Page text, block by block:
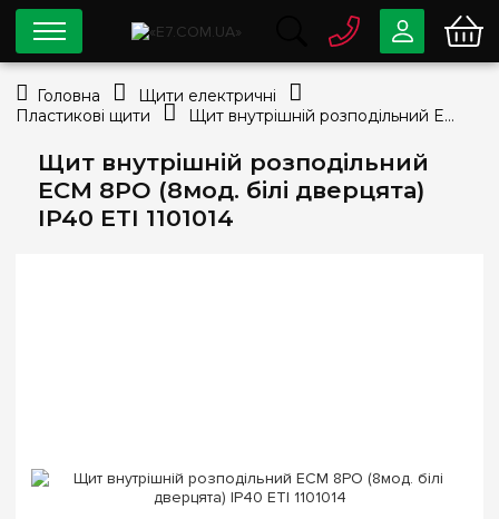
Щит внутрішній розподільний
ECM 8PO (8мод. білі дверцята)
IP40 ETI 1101014
0 800
info@e7.com.ua
044334-79-78
Viber Telegram
Головна
Щити електричні
Пластикові щити
Щит внутрішній розподільний ECM 8PO (8мод. білі дверцята) IP40 ETI 1101014